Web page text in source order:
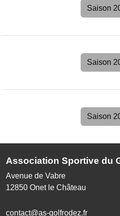
Saison
Saison
Saison
Association Sportive du
Avenue de Vabre
12850 Onet le Château
contact@as-golfrodez.fr